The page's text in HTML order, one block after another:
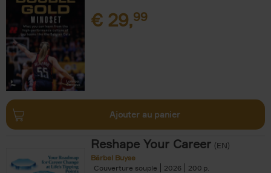
€ 29,99
Ajouter au panier
Reshape Your Career (EN)
Bärbel Buyse
Couverture souple
2026 200